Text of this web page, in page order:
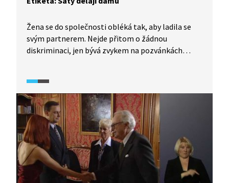
Žena se do společnosti obléká tak, aby ladila se
svým partnerem. Nejde přitom o žádnou
diskriminaci, jen bývá zvykem na pozvánkách
obléci i např. do zaměstnání. Je nutné rozumět
tolika věcem: šaty denní a večerní, malé černé,
druhy kostýmů, délka sukně, barvy, vhodné
doplňky... ještě že většina žen ráda nakupuje.